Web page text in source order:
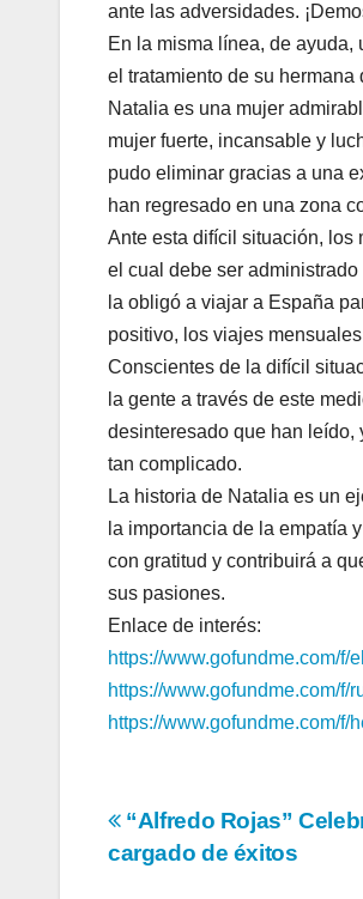
ante las adversidades.
En la misma línea, de
el tratamiento de su
Natalia es una mujer
mujer fuerte, incansable y
pudo eliminar gracias a una
han regresado en una zona
Ante esta difícil situación, los
el cual debe ser
la obligó a viajar a España
positivo, los viajes
Conscientes de la difícil
la gente a través de este
desinteresado que han leído,
tan complicado.
La historia de Natalia es un
la importancia de la empatía
con gratitud y contribuirá a
sus pasiones.
Enlace de interés:
https://www.gofundme.com/f/
https://www.gofundme.com/f/
https://www.gofundme.com/f/
Navegación
de
“Alfredo Rojas”
cargado de éxitos